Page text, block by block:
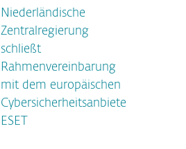
Niederländische
Zentralregierung
schließt
Rahmenvereinbarung
mit dem europäischen
Cybersicherheitsanbieter
ESET